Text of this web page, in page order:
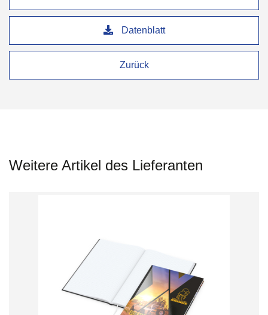
Zurück
Datenblatt
Weitere Artikel des Lieferanten